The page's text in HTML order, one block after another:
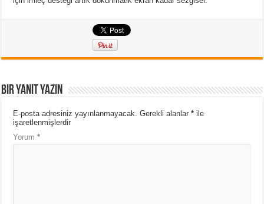
Bir yanıt yazın
E-posta adresiniz yayınlanmayacak. Gerekli alanlar* ile
işaretlenmişlerdir
Yorum*